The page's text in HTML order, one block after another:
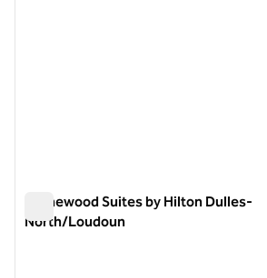
Homewood Suites by Hilton Dulles-
North/Loudoun